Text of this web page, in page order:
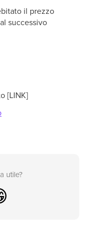
il prezzo
successivo
[LINK]
utile?